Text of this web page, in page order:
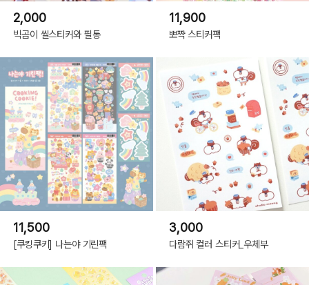
2,000
빅곰이 씰스티커와 필통
11,900
뽀쨕 스티커팩
11,500
[쿠킹쿠키] 나는야 기린팩
3,000
다람쥐 컬러 스티커_우체부